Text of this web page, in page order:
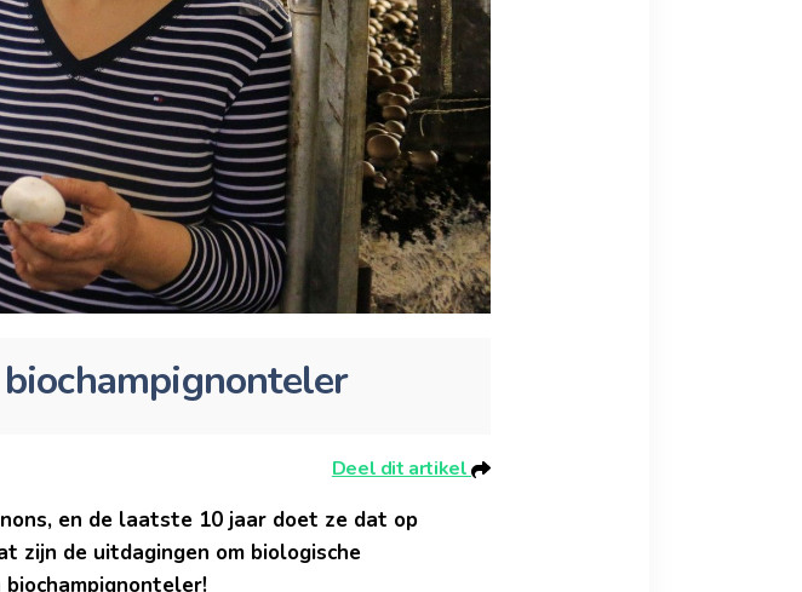
Deel dit artikel
en de laatste 10 jaar doet ze dat op
zijn de uitdagingen om biologische